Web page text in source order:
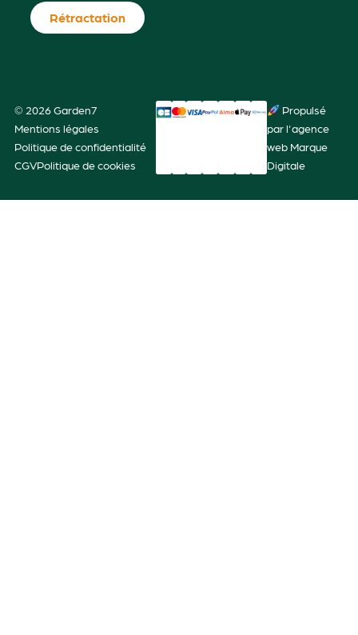
Rétractation
© 2026 Garden7
Mentions légales
Politique de confidentialité
CGVPolitique de cookies
Propulsé
par l'agence
web Marque
Digitale